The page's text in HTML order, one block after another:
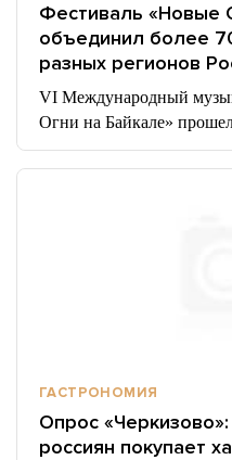
Фестиваль «Новые
объединил более
разных регионов
VI Международный
Огни на Байкале»
ГАСТРОНОМИЯ
Опрос
россиян покупает